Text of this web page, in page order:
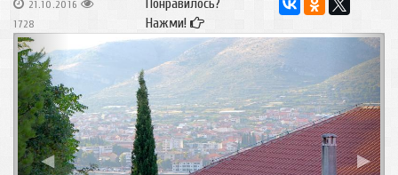
21.10.2016
1728
Понравилось?
Нажми!
◀ ▶